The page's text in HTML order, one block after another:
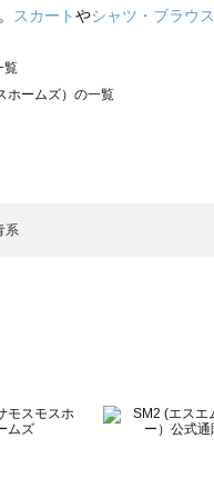
スカートやシャツ・ブラウス
覧
ホームズ）の一覧
マンサモスモス）の一覧
ーゴム）の一覧
系